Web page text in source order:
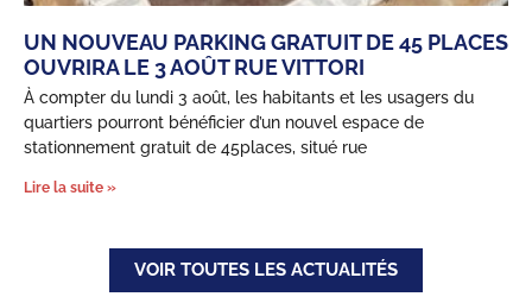
UN NOUVEAU PARKING GRATUIT DE 45 PLACES
OUVRIRA LE 3 AOÛT RUE VITTORI
À compter du lundi 3 août, les habitants et les usagers du
quartiers pourront bénéficier d’un nouvel espace de
stationnement gratuit de 45places, situé rue
Lire la suite »
VOIR TOUTES LES ACTUALITÉS